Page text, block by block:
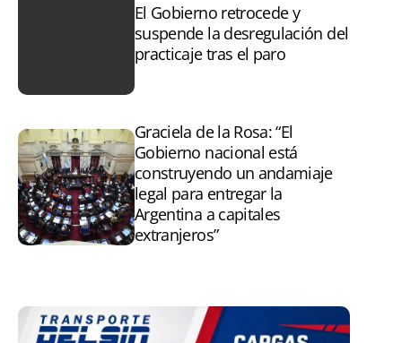
El Gobierno retrocede y
suspende la desregulación del
practicaje tras el paro
Graciela de la Rosa: “El
Gobierno nacional está
construyendo un andamiaje
legal para entregar la
Argentina a capitales
extranjeros”